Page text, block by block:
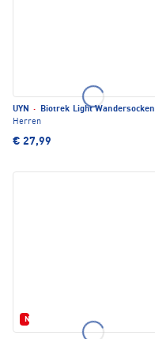
UYN ·
Biotrek Light Wandersocken
Herren
€ 27,99
Neu